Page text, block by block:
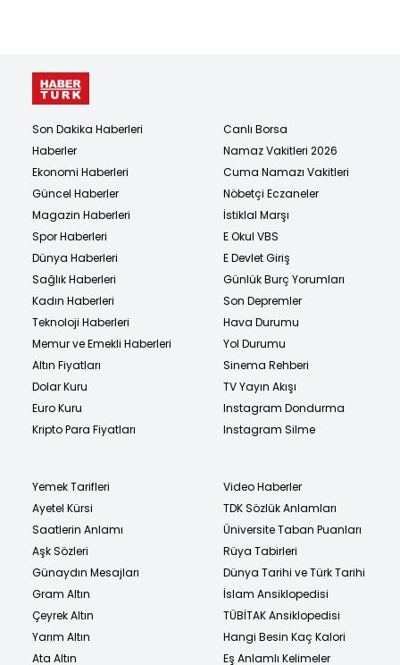
Son Dakika Haberleri
Haberler
Ekonomi Haberleri
Güncel Haberler
Magazin Haberleri
Spor Haberleri
Dünya Haberleri
Sağlık Haberleri
Kadın Haberleri
Teknoloji Haberleri
Memur ve Emekli Haberleri
Altın Fiyatları
Dolar Kuru
Euro Kuru
Kripto Para Fiyatları
Canlı Borsa
Namaz Vakitleri 2026
Cuma Namazı Vakitleri
Nöbetçi Eczaneler
İstiklal Marşı
E Okul VBS
E Devlet Giriş
Günlük Burç Yorumları
Son Depremler
Hava Durumu
Yol Durumu
Sinema Rehberi
TV Yayın Akışı
Instagram Dondurma
Instagram Silme
Yemek Tarifleri
Ayetel Kürsi
Saatlerin Anlamı
Aşk Sözleri
Günaydın Mesajları
Gram Altın
Çeyrek Altın
Yarım Altın
Ata Altın
Video Haberler
TDK Sözlük Anlamları
Üniversite Taban Puanları
Rüya Tabirleri
Dünya Tarihi ve Türk Tarihi
İslam Ansiklopedisi
TÜBİTAK Ansiklopedisi
Hangi Besin Kaç Kalori
Eş Anlamlı Kelimeler